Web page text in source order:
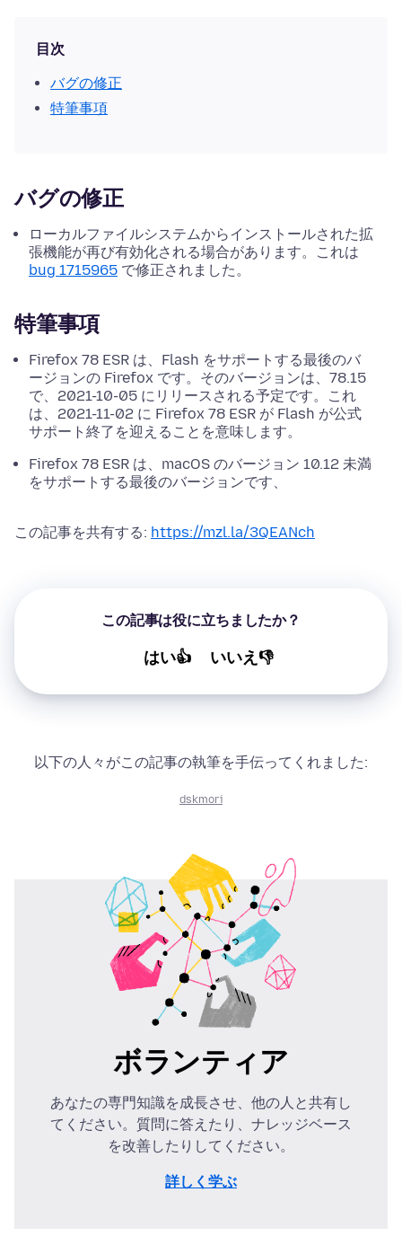
目次
バグの修正
特筆事項
バグの修正
ローカルファイルシステムからインストールされた拡
張機能が再び有効化される場合があります。これは
bug 1715965 で修正されました。
特筆事項
Firefox 78 ESR は、Flash をサポートする最後のバ
ージョンの Firefox です。そのバージョンは、78.15
で、2021-10-05 にリリースされる予定です。これ
は、2021-11-02 に Firefox 78 ESR が Flash が公式
サポート終了を迎えることを意味します。
Firefox 78 ESR は、macOS のバージョン 10.12 未満
をサポートする最後のバージョンです、
この記事を共有する: https://mzl.la/3QEANch
この記事は役に立ちましたか？
はい👍 いいえ👎
以下の人々がこの記事の執筆を手伝ってくれました:
dskmori
ボランティア
あなたの専門知識を成長させ、他の人と共有し
てください。質問に答えたり、ナレッジベース
を改善したりしてください。
詳しく学ぶ